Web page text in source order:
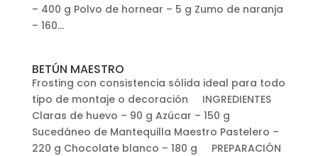
– 400 g Polvo de hornear – 5 g Zumo de naranja
– 160...
BETÚN MAESTRO
Frosting con consistencia sólida ideal para todo
tipo de montaje o decoración INGREDIENTES
Claras de huevo – 90 g Azúcar – 150 g
Sucedáneo de Mantequilla Maestro Pastelero –
220 g Chocolate blanco – 180 g PREPARACIÓN